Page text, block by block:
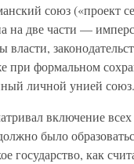
союз («проект
на две части —
власти,
при формальном
личной унией союз.
включение
было
государство, как